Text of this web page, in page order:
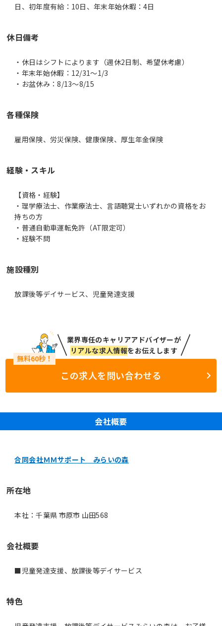
日、初年度有給：10日、年末年始休暇：4日
休日備考
・休日はシフトによります（週休2日制、希望休考慮）
・年末年始休暇：12/31～1/3
・お盆休み：8/13～8/15
各種保険
雇用保険、労災保険、健康保険、厚生年金保険
経験・スキル
【資格・経験】
・理学療法士、作業療法士、言語聴覚士いずれかの資格をお
持ちの方
・普通自動車運転免許（AT限定可）
・経験不問
施設種別
放課後等デイサービス、児童発達支援
業界専任のキャリアアドバイザーが
リアルな求人情報をお伝えします
この求人を問い合わせる
会社概要
合同会社ＭＭサポート みらいの森
所在地
本社：千葉県 市原市 山田568
会社概要
■児童発達支援、放課後等デイサービス
特色